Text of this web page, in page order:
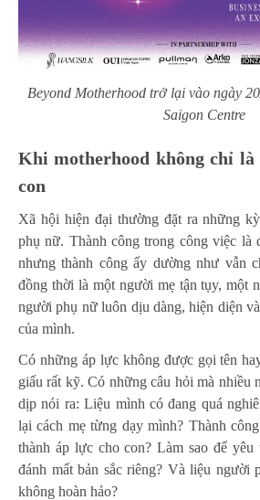
Beyond Motherhood trở lại vào ngày
Saigon Centre
Khi motherhood không chỉ là
con
Xã hội hiện đại thường đặt ra những
phụ nữ. Thành công trong công việc là
nhưng thành công ấy dường như vẫn
đồng thời là một người mẹ tận tụy, một
người phụ nữ luôn dịu dàng, hiện diện
của mình.
Có những áp lực không được gọi tên
giấu rất kỹ. Có những câu hỏi mà nhiều
dịp nói ra: Liệu mình có đang quá
lại cách mẹ từng dạy mình? Thành
thành áp lực cho con? Làm sao để
đánh mất bản sắc riêng? Và liệu người
không hoàn hảo?